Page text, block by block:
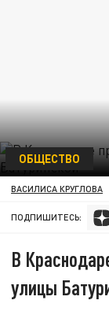
ОБЩЕСТВО
ВАСИЛИСА КРУГЛОВА
ПОДПИШИТЕСЬ:
В
улицы